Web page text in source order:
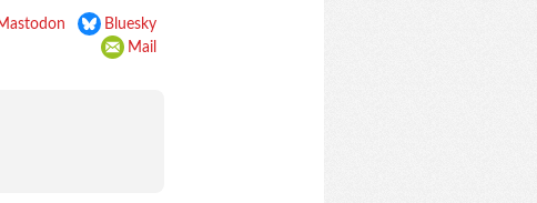
Bluesky
Mail